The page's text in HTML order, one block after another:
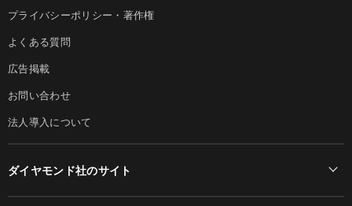
プライバシーポリシー・著作権
よくある質問
広告掲載
お問い合わせ
法人導入について
ダイヤモンド社のサイト